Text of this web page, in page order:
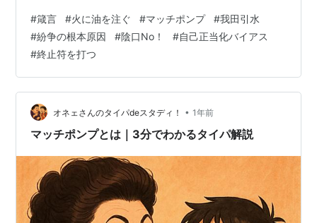
あらゆる場所で使われています。 「youtuber」でも、人
の迷惑を顧みずに、再生回数稼ぎをするパターンも散見
されます。 政治的にも、グローバルビジネスでも多用さ
れています。 その背景には、「我田引水」が垣間見える
ようです。悲惨なのは、非のない第三者に被害が及ぶ事
です。 各地で…
#箴言 #火に油を注ぐ #マッチポンプ #我田引水
#紛争の根本原因 #陰口No！ #自己正当化バイアス
#終止符を打つ
オネェさんのタイパdeスタディ！ • 1年前
マッチポンプとは｜3分でわかるタイパ解説